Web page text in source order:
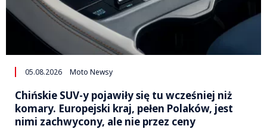
05.08.2026 Moto Newsy
Chińskie SUV-y pojawiły się tu wcześniej niż
komary. Europejski kraj, pełen Polaków, jest
nimi zachwycony, ale nie przez ceny